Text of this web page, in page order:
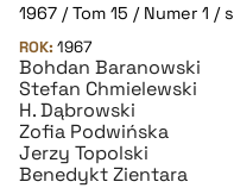
BIBTEX
pobierz cytat
1967 / Tom 15 / Numer 1 /
ROK: 1967
Bohdan Baranowski
Stefan Chmielewski
H. Dąbrowski
Zofia Podwińska
Jerzy Topolski
Benedykt Zientara